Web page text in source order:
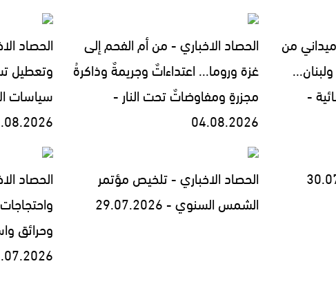
من
-
الحصاد الاخباري - من أم الفحم إلى
غزة وروما... اعتداءاتٌ وجريمةٌ وذاكرةُ
مجزرةٍ ومفاوضاتٌ تحت النار -
04.08.2026
الحصاد
وتعطيل
سياسات
الحصاد الاخباري - تلخيص مؤتمر
الشمس السنوي - 29.07.2026
الحصاد
وحرائق